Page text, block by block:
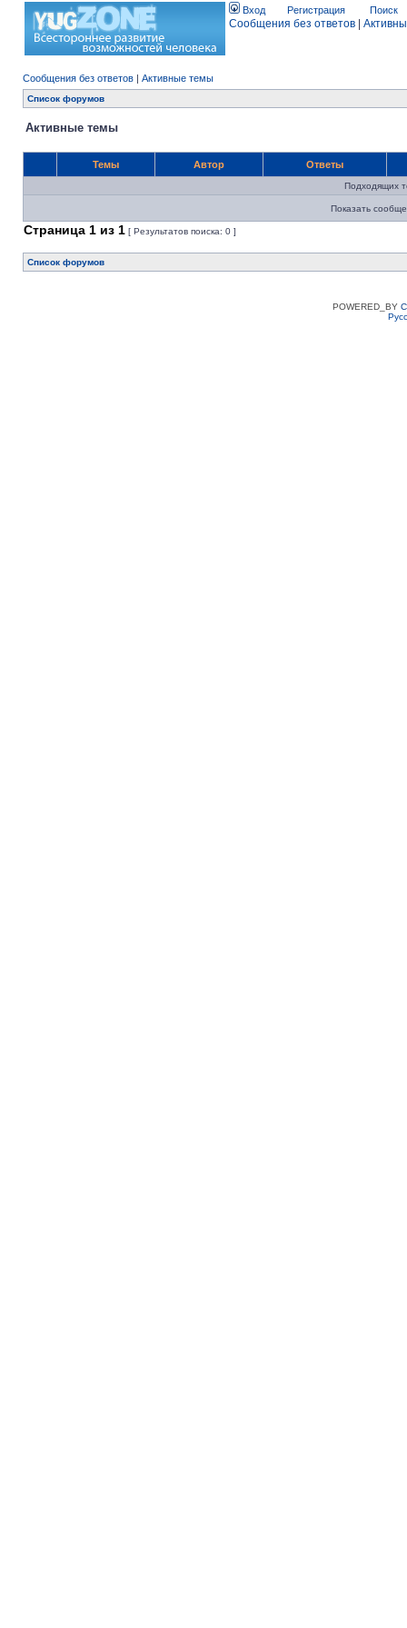
Вход Регистрация Поиск
Сообщения без ответов
Сообщения без ответов | Активные темы
Список форумов
Активные темы
Темы Автор Ответы
Подходящих
Показать
Страница 1 из 1 [ Результатов поиска: 0 ]
Список форумов
POWERED_BY